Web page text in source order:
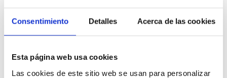
Consentimiento Detalles Acerca de las cookies
Esta página web usa cookies
Las cookies de este sitio web se usan para personalizar
Captura del reportaje desde la estación de tren de Kiev